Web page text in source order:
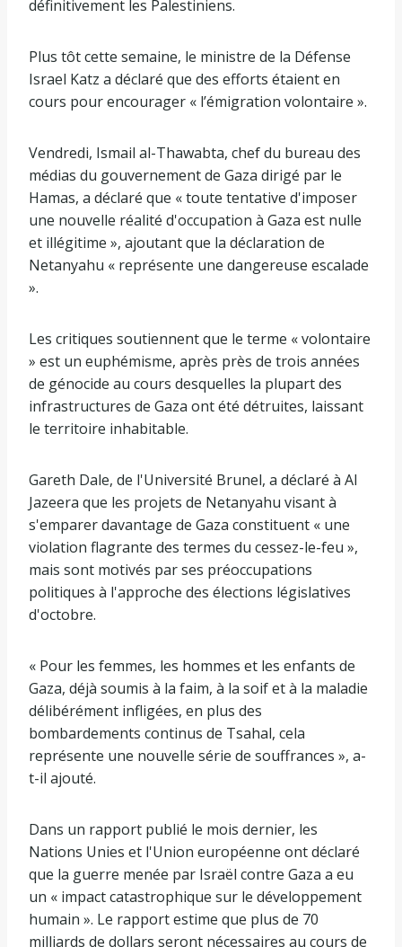
définitivement les Palestiniens.
Plus tôt cette semaine, le ministre de la Défense
Israel Katz a déclaré que des efforts étaient en
cours pour encourager « l’émigration volontaire ».
Vendredi, Ismail al-Thawabta, chef du bureau des
médias du gouvernement de Gaza dirigé par le
Hamas, a déclaré que « toute tentative d'imposer
une nouvelle réalité d'occupation à Gaza est nulle
et illégitime », ajoutant que la déclaration de
Netanyahu « représente une dangereuse escalade
».
Les critiques soutiennent que le terme « volontaire
» est un euphémisme, après près de trois années
de génocide au cours desquelles la plupart des
infrastructures de Gaza ont été détruites, laissant
le territoire inhabitable.
Gareth Dale, de l'Université Brunel, a déclaré à Al
Jazeera que les projets de Netanyahu visant à
s'emparer davantage de Gaza constituent « une
violation flagrante des termes du cessez-le-feu »,
mais sont motivés par ses préoccupations
politiques à l'approche des élections législatives
d'octobre.
« Pour les femmes, les hommes et les enfants de
Gaza, déjà soumis à la faim, à la soif et à la maladie
délibérément infligées, en plus des
bombardements continus de Tsahal, cela
représente une nouvelle série de souffrances », a-
t-il ajouté.
Dans un rapport publié le mois dernier, les
Nations Unies et l'Union européenne ont déclaré
que la guerre menée par Israël contre Gaza a eu
un « impact catastrophique sur le développement
humain ». Le rapport estime que plus de 70
milliards de dollars seront nécessaires au cours de